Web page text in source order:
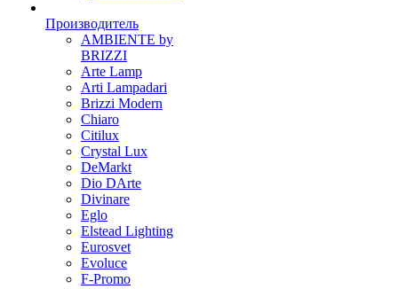
Производитель
AMBIENTE by
BRIZZI
Arte Lamp
Arti Lampadari
Brizzi Modern
Chiaro
Citilux
Crystal Lux
DeMarkt
Dio DArte
Divinare
Eglo
Elstead Lighting
Eurosvet
Evoluce
F-Promo